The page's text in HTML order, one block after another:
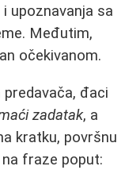
upoznavanja sa
Međutim,
očekivanom.
đaci
zadatak, a
kratku, površnu
fraze poput: